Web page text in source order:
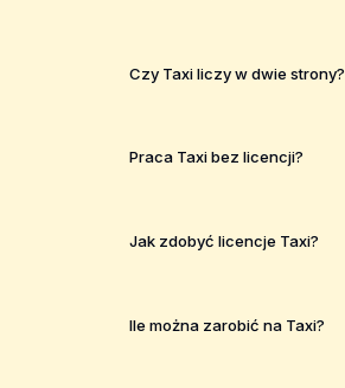
Czy Taxi liczy w dwie strony?
Praca Taxi bez licencji?
Jak zdobyć licencje Taxi?
Ile można zarobić na Taxi?